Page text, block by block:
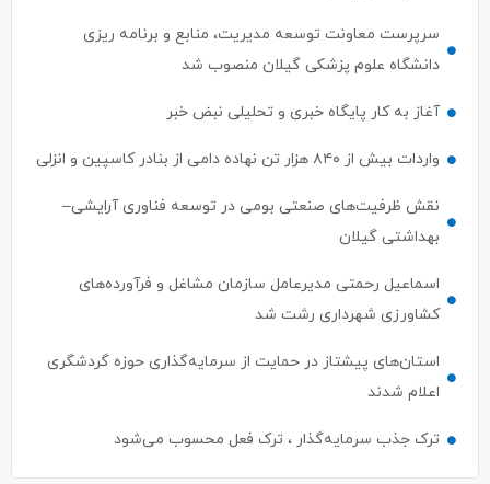
سرپرست معاونت توسعه مدیریت، منابع و برنامه ریزی
دانشگاه علوم پزشکی گیلان منصوب شد
آغاز به کار پایگاه خبری و تحلیلی نبض خبر
واردات بیش از ۸۴۰ هزار تن نهاده دامی از بنادر كاسپین و انزلی
نقش ظرفیت‌های صنعتی بومی در توسعه فناوری آرایشی–
بهداشتی گیلان
اسماعیل رحمتی مدیرعامل سازمان مشاغل و فرآورده‌های
کشاورزی شهرداری رشت شد
استان‌های پیشتاز در حمایت از سرمایه‌گذاری حوزه گردشگری
اعلام شدند
ترک جذب سرمایه‌گذار ، ترک فعل محسوب می‌شود